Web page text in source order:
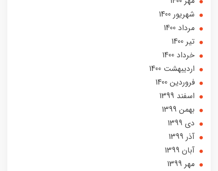
شهریور 1400
مرداد 1400
تير 1400
خرداد 1400
ارديبهشت 1400
فروردین 1400
اسفند 1399
بهمن 1399
دی 1399
آذر 1399
آبان 1399
مهر 1399